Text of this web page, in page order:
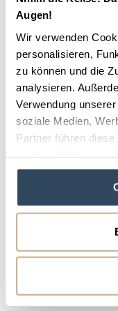
Augen!
Wir verwenden
personalisieren,
zu können und die
analysieren.
Verwendung
soziale Medien,
Partner führen
haben oder die sie
Portal können
inserieren und
zum Hof,
können
ihren Liebling
Transparenz zu
zu erleichtern.
dem Portal
Hufschmied*in,
Alles auf
Auf dem Portal